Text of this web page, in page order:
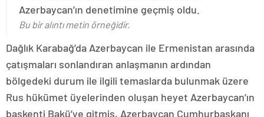
Azerbaycan’ın denetimine geçmiş oldu.
Bu bir alıntı metin örneğidir.
Dağlık Karabağ’da Azerbaycan ile Ermenistan arasında
çatışmaları sonlandıran anlaşmanın ardından
bölgedeki durum ile ilgili temaslarda bulunmak üzere
Rus hükümet üyelerinden oluşan heyet Azerbaycan’ın
başkenti Bakü’ye gitmiş, Azerbaycan Cumhurbaşkanı